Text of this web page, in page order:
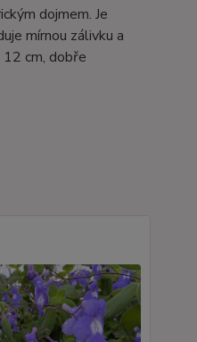
dojmem. Je
mírnou zálivku a
cm, dobře